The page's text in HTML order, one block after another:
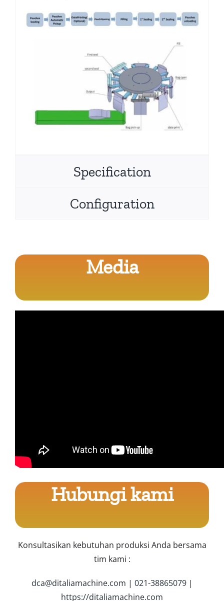
Specification
Configuration
Media
Hubungi kami
Konsultasikan kebutuhan produksi Anda bersama
tim kami :
dca@ditaliamachine.com | 021-38865079|
https://ditaliamachine.com